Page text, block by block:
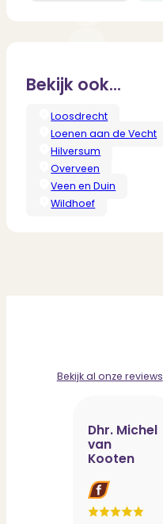
Bekijk ook...
Loosdrecht
Loenen aan de Vecht
Hilversum
Overveen
Veen en Duin
Wildhoef
Bekijk al onze reviews
Dhr. Michel
van
Kooten